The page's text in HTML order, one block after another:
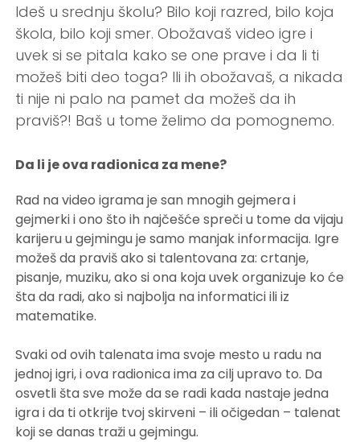
Ideš u srednju školu? Bilo koji razred, bilo koja
škola, bilo koji smer. Obožavaš video igre i
uvek si se pitala kako se one prave i da li ti
možeš biti deo toga? Ili ih obožavaš, a nikada
ti nije ni palo na pamet da možeš da ih
praviš?! Baš u tome želimo da pomognemo.
Da li je ova radionica za mene?
Rad na video igrama je san mnogih gejmera i
gejmerki i ono što ih najčešće spreči u tome da vijaju
karijeru u gejmingu je samo manjak informacija. Igre
možeš da praviš ako si talentovana za: crtanje,
pisanje, muziku, ako si ona koja uvek organizuje ko će
šta da radi, ako si najbolja na informatici ili iz
matematike.
Svaki od ovih talenata ima svoje mesto u radu na
jednoj igri, i ova radionica ima za cilj upravo to. Da
osvetli šta sve može da se radi kada nastaje jedna
igra i da ti otkrije tvoj skirveni – ili očigedan – talenat
koji se danas traži u gejmingu.